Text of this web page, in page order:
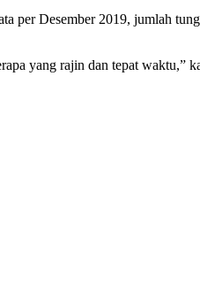
per Desember 2019, jumlah
yang rajin dan tepat waktu,”